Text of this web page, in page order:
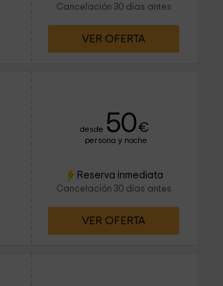
Cancelación 30 días antes
VER OFERTA
desde 50€
persona y noche
Reserva inmediata
Cancelación 30 días antes
VER OFERTA